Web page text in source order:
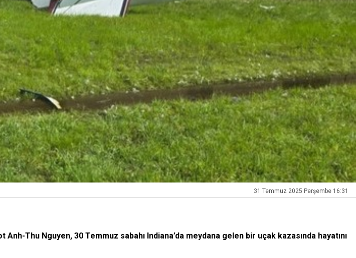
31 Temmuz 2025 Perşembe 16:31
Thu Nguyen, 30 Temmuz sabahı Indiana’da meydana gelen bir uçak kazasında hayatını